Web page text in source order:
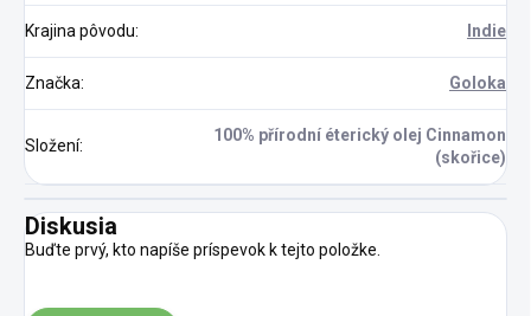
Krajina pôvodu: Indie
Značka: Goloka
Složení:
100% přírodní éterický olej Cinnamon
(skořice)
Diskusia
Buďte prvý, kto napíše príspevok k tejto položke.